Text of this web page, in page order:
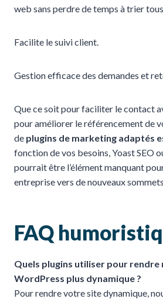
web sans perdre de temps à trier
Facilite le suivi client.
Gestion efficace des demandes et
Que ce soit pour faciliter le contact
pour améliorer le référencement de
de plugins de marketing adaptés
fonction de vos besoins, Yoast SEO
pourrait être l’élément manquant
entreprise vers de nouveaux sommets.
FAQ
Quels plugins utiliser pour rendre
WordPress plus dynamique ?
Pour rendre votre site dynamique,